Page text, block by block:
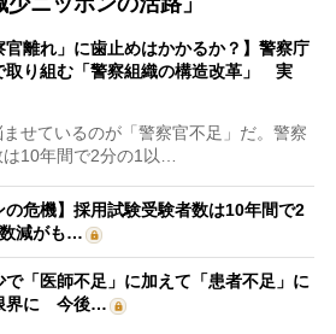
官離れ」に歯止めはかかるか？】警察庁
取り組む「警察組織の構造改革」 実
せているのが「警察官不足」だ。警察
10年間で2分の1以…
の危機】採用試験受験者数は10年間で2
減がも…
で「医師不足」に加えて「患者不足」に
界に 今後…